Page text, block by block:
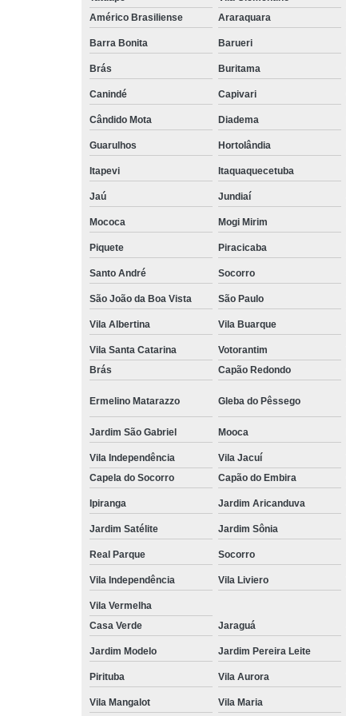
Américo Brasiliense
Araraquara
Barra Bonita Barueri
Brás Buritama
Canindé Capivari
Cândido Mota Diadema
Guarulhos Hortolândia
Itapevi Itaquaquecetuba
Jaú Jundiaí
Mococa Mogi Mirim
Piquete Piracicaba
Santo André Socorro
São João da Boa Vista São Paulo
Vila Albertina Vila Buarque
Vila Santa Catarina Votorantim
Brás
Capão Redondo
Ermelino Matarazzo Gleba do Pêssego
Jardim São Gabriel Mooca
Vila Independência Vila Jacuí
Capela do Socorro
Capão do Embira
Ipiranga Jardim Aricanduva
Jardim Satélite Jardim Sônia
Real Parque Socorro
Vila Independência Vila Liviero
Vila Vermelha
Casa Verde
Jaraguá
Jardim Modelo Jardim Pereira Leite
Pirituba Vila Aurora
Vila Mangalot Vila Maria